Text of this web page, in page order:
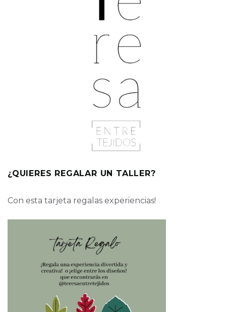
¿QUIERES REGALAR UN TALLER?
Con esta tarjeta regalas experiencias!